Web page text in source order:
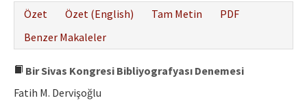
Özet
Özet (English) Tam Metin
PDF
Benzer Makaleler
Bir Sivas Kongresi Bibliyografyası Denemesi
Fatih M. Dervişoğlu